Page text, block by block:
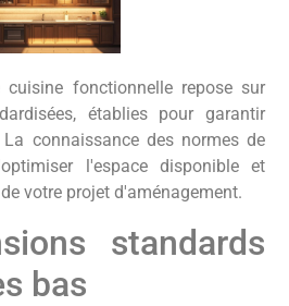
cuisine fonctionnelle repose sur
établies pour garantir
connaissance des normes de
l'espace disponible et
votre projet d'aménagement.
standards
bas